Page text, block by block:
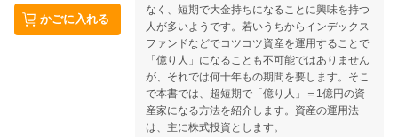
かごに入れる
なく、短期で大金持ちになることに興味を持つ
人が多いようです。若いうちからインデックス
ファンドなどでコツコツ資産を運用することで
「億り人」になることも不可能ではありません
が、それでは何十年もの期間を要します。そこ
で本書では、超短期で「億り人」＝1億円の資
産家になる方法を紹介します。資産の運用法
は、主に株式投資とします。